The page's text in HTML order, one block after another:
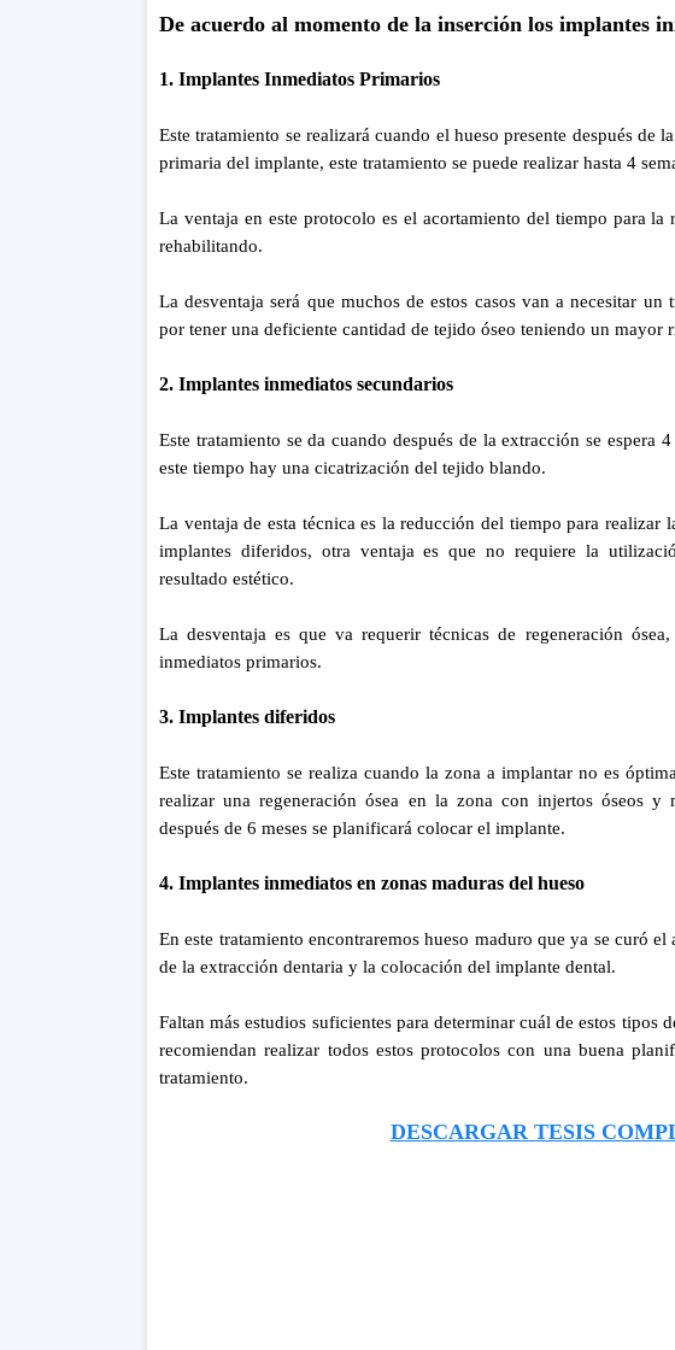
De acuerdo al momento de la inserción los implantes
1. Implantes Inmediatos Primarios
Este tratamiento se realizará cuando el hueso presente después de
primaria del implante, este tratamiento se puede realizar hasta 4
La ventaja en este protocolo es el acortamiento del tiempo para
rehabilitando.
La desventaja será que muchos de estos casos van a necesitar
por tener una deficiente cantidad de tejido óseo teniendo un mayor
2. Implantes inmediatos secundarios
Este tratamiento se da cuando después de la extracción se espera
este tiempo hay una cicatrización del tejido blando.
La ventaja de esta técnica es la reducción del tiempo para realizar
implantes diferidos, otra ventaja es que no requiere la
resultado estético.
La desventaja es que va requerir técnicas de regeneración
inmediatos primarios.
3. Implantes diferidos
Este tratamiento se realiza cuando la zona a implantar no es
realizar una regeneración ósea en la zona con injertos óseos y
después de 6 meses se planificará colocar el implante.
4. Implantes inmediatos en zonas maduras del hueso
En este tratamiento encontraremos hueso maduro que ya se curó
de la extracción dentaria y la colocación del implante dental.
Faltan más estudios suficientes para determinar cuál de estos tipos
recomiendan realizar todos estos protocolos con una buena
tratamiento.
DESCARGAR TESIS